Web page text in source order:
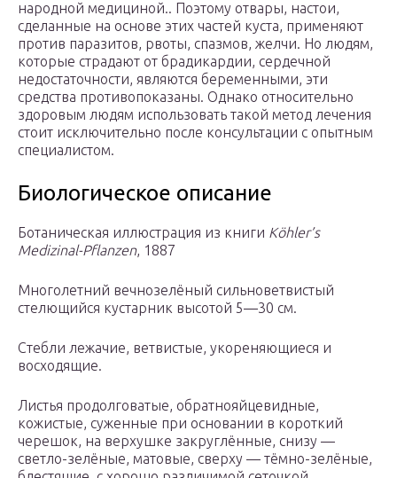
народной медициной.. Поэтому отвары, настои,
сделанные на основе этих частей куста, применяют
против паразитов, рвоты, спазмов, желчи. Но людям,
которые страдают от брадикардии, сердечной
недостаточности, являются беременными, эти
средства противопоказаны. Однако относительно
здоровым людям использовать такой метод лечения
стоит исключительно после консультации с опытным
специалистом.
Биологическое описание
Ботаническая иллюстрация из книги Köhler’s
Medizinal-Pflanzen, 1887
Многолетний вечнозелёный сильноветвистый
стелющийся кустарник высотой 5—30 см.
Стебли лежачие, ветвистые, укореняющиеся и
восходящие.
Листья продолговатые, обратнояйцевидные,
кожистые, суженные при основании в короткий
черешок, на верхушке закруглённые, снизу —
светло-зелёные, матовые, сверху — тёмно-зелёные,